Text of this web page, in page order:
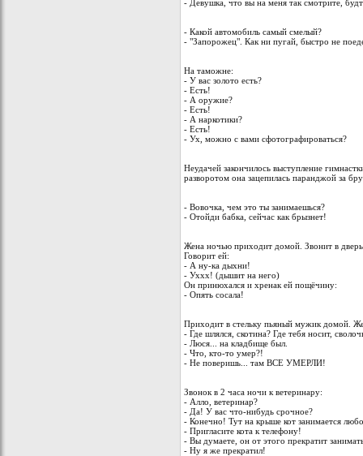
- Девушка, что вы на меня так смотрите,
- Какой автомобиль самый смелый?
- "Запорожец". Как ни пугай, быстро не
На таможне:
- У вас золото есть?
- Есть!
- А оружие?
- Есть!
- А наркотики?
- Есть!
- Ух, можно с вами сфотографироваться?
Неудачей закончилось выступление
разворотом она зацепилась паранджой за
- Вовочка, чем это ты занимаешься?
- Отойди бабка, сейчас как брызнет!
Жена ночью приходит домой. Звонит в
Говорит ей:
- А ну-ка дыхни!
- Уххх! (дышит на него)
Он принюхался и хренак ей пощёчину:
- Опять сосала!
Приходит в стельку пьяный мужик домой.
- Где шлялся, скотина? Где тебя носит,
- Люся... на кладбище был.
- Что, кто-то умер?!
- Hе поверишь... там ВСЕ УМЕРЛИ!
Звонок в 2 часа ночи к ветеринару:
- Алло, ветеринар?
- Да! У вас что-нибудь срочное?
- Конечно! Тут на крыше кот занимается
- Пригласите кота к телефону!
- Вы думаете, он от этого прекратит
- Ну я же прекратил!